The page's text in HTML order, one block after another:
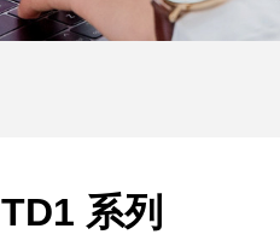
TD1 系列